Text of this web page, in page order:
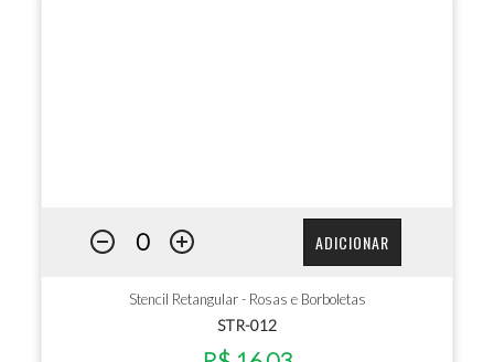
ADICIONAR
Stencil Retangular - Rosas e Borboletas
STR-012